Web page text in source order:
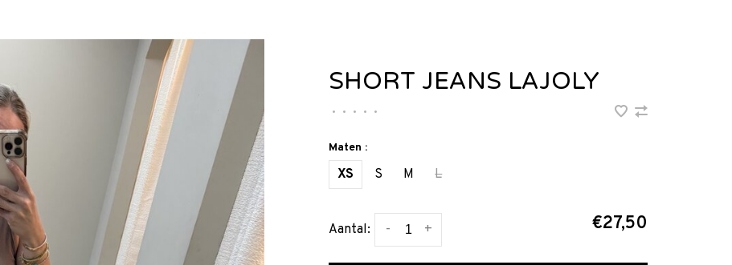
SHORT JEANS LAJOLY
• • • • •
Maten :
XS S M L
Aantal: +
- €27,50